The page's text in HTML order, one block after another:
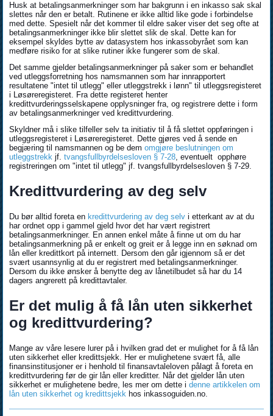
Husk at betalingsanmerkninger som har bakgrunn i en inkasso sak skal
slettes når den er betalt. Rutinene er ikke alltid like gode i forbindelse
med dette. Spesielt når det kommer til eldre saker viser det seg ofte at
betalingsanmerkninger ikke blir slettet slik de skal. Dette kan for
eksempel skyldes bytte av datasystem hos inkassobyrået som kan
medføre risiko for at slike rutiner ikke fungerer som de skal.
Det samme gjelder betalingsanmerkninger på saker som er behandlet
ved utleggsforretning hos namsmannen som har innrapportert
resultatene "intet til utlegg" eller utleggstrekk i lønn" til utleggsregisteret
i Løsøreregisteret. Fra dette registeret henter
kredittvurderingsselskapene opplysninger fra, og registrere dette i form
av betalingsanmerkninger ved kredittvurdering.
Skyldner må i slike tilfeller selv ta initiativ til å få slettet oppføringen i
utleggsregisteret i Løsøreregisteret. Dette gjøres ved å sende en
begjæring til namsmannen og be demomgjøre beslutningen om
utleggstrekk jf.tvangsfullbyrdelsesloven § 7-28, eventuelt opphøre
registreringen om "intet til utlegg" jf. tvangsfullbyrdelsesloven § 7-29.
Kredittvurdering av deg selv
Du bør alltid foreta en kredittvurdering av deg selv i etterkant av at du
har ordnet opp i gammel gjeld hvor det har vært registrert
betalingsanmerkninger. En annen enkel måte å finne ut om du har
betalingsanmerkning på er enkelt og greit er å legge inn en søknad om
lån eller kredittkort på internett. Dersom den går igjennom så er det
svært usannsynlig at du er registrert med betalingsanmerkninger.
Dersom du ikke ønsker å benytte deg av lånetilbudet så har du 14
dagers angrerett på kredittavtaler.
Er det mulig å få lån uten sikkerhet
og kredittvurdering?
Mange av våre lesere lurer på i hvilken grad det er mulighet for å få lån
uten sikkerhet eller kredittsjekk. Her er mulighetene svært få, alle
finansinstitusjoner er i henhold til finansavtaleloven pålagt å foreta en
kredittvurdering før de gir lån eller kreditter. Når det gjelder lån uten
sikkerhet er mulighetene bedre, les mer om dette idenne artikkelen om
lån uten sikkerhet og kredittsjekk hos inkassoguiden.no.